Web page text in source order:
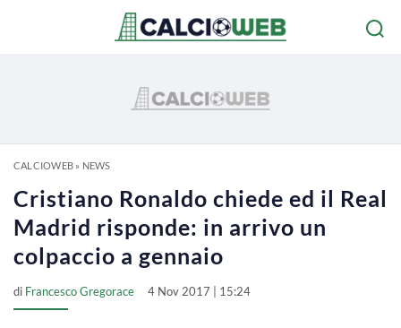
CALCIOWEB» NEWS
Cristiano Ronaldo chiede ed il Real
Madrid risponde: in arrivo un
colpaccio a gennaio
di Francesco Gregorace 4 Nov 2017 | 15:24